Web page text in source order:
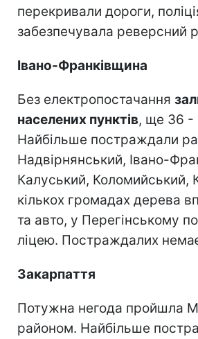
перекривали дороги,
забезпечувала реверсний
Івано-Франківщина
Без електропостачання
населених пунктів, ще 36 -
Найбільше постраждали
Надвірнянський, Івано-
Калуський, Коломийський,
кількох громадах дерева
та авто, у Перегінському
ліцею. Постраждалих
Закарпаття
Потужна негода пройшла
районом. Найбільше